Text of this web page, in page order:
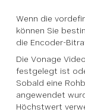
Wenn die
können Sie
die Encoder-
Die Vonage
festgelegt ist
Sobald eine
angewendet
Höchstwert